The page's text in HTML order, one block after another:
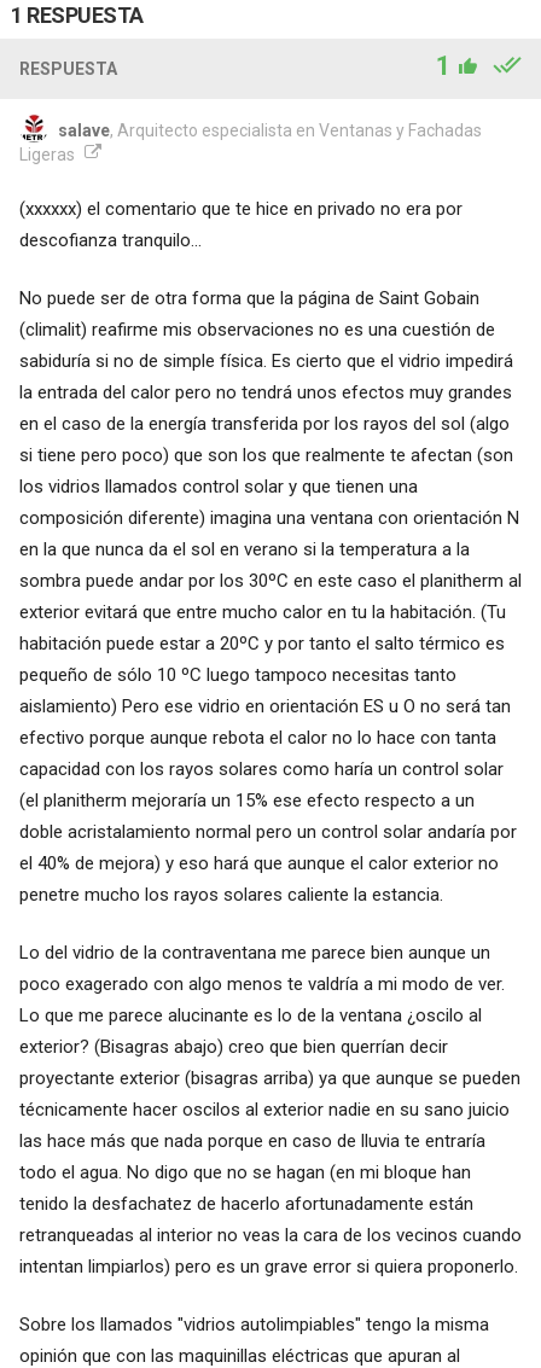
1 RESPUESTA
RESPUESTA 1
salave, Arquitecto especialista en Ventanas y Fachadas
Ligeras
(xxxxxx) el comentario que te hice en privado no era por
descofianza tranquilo...
No puede ser de otra forma que la página de Saint Gobain
(climalit) reafirme mis observaciones no es una cuestión de
sabiduría si no de simple física. Es cierto que el vidrio impedirá
la entrada del calor pero no tendrá unos efectos muy grandes
en el caso de la energía transferida por los rayos del sol (algo
si tiene pero poco) que son los que realmente te afectan (son
los vidrios llamados control solar y que tienen una
composición diferente) imagina una ventana con orientación N
en la que nunca da el sol en verano si la temperatura a la
sombra puede andar por los 30ºC en este caso el planitherm al
exterior evitará que entre mucho calor en tu la habitación. (Tu
habitación puede estar a 20ºC y por tanto el salto térmico es
pequeño de sólo 10 ºC luego tampoco necesitas tanto
aislamiento) Pero ese vidrio en orientación ES u O no será tan
efectivo porque aunque rebota el calor no lo hace con tanta
capacidad con los rayos solares como haría un control solar
(el planitherm mejoraría un 15% ese efecto respecto a un
doble acristalamiento normal pero un control solar andaría por
el 40% de mejora) y eso hará que aunque el calor exterior no
penetre mucho los rayos solares caliente la estancia.
Lo del vidrio de la contraventana me parece bien aunque un
poco exagerado con algo menos te valdría a mi modo de ver.
Lo que me parece alucinante es lo de la ventana ¿oscilo al
exterior? (Bisagras abajo) creo que bien querrían decir
proyectante exterior (bisagras arriba) ya que aunque se pueden
técnicamente hacer oscilos al exterior nadie en su sano juicio
las hace más que nada porque en caso de lluvia te entraría
todo el agua. No digo que no se hagan (en mi bloque han
tenido la desfachatez de hacerlo afortunadamente están
retranqueadas al interior no veas la cara de los vecinos cuando
intentan limpiarlos) pero es un grave error si quiera proponerlo.
Sobre los llamados "vidrios autolimpiables" tengo la misma
opinión que con las maquinillas eléctricas que apuran al